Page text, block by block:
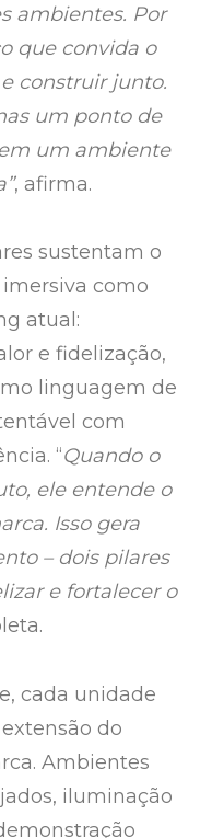
ambientes. Por
que convida o
construir junto.
um ponto de
um ambiente
, afirma.
sustentam o
como
atual:
e fidelização,
linguagem de
com
“Quando o
ele entende o
Isso gera
– dois pilares
e fortalecer o
cada unidade
do
Ambientes
iluminação